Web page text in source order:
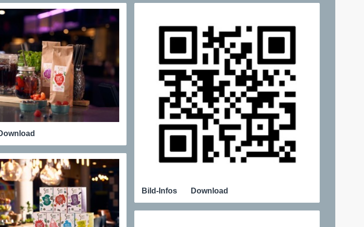
Bild-Infos Download